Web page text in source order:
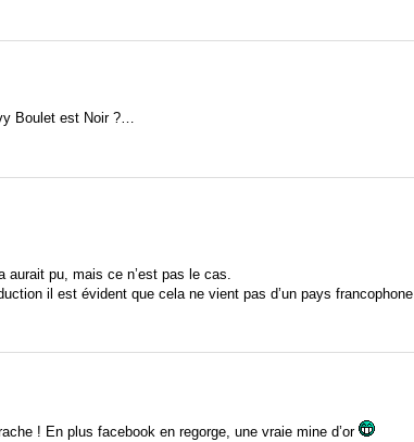
Boulet est Noir ?…
aurait pu, mais ce n’est pas le cas.
il est évident que cela ne vient pas d’un pays francophone
! En plus facebook en regorge, une vraie mine d’or